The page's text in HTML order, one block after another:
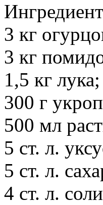
3 кг
3 кг
1,5 кг лука;
300 г
500 мл
5 ст. л.
5 ст. л.
4 ст. л.